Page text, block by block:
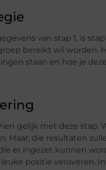
van stap 1, is
bereikt wil worden.
staan en hoe je
gelijk met deze stap.
Maar, die resultaten
er ingezet kunnen
positie veroveren.